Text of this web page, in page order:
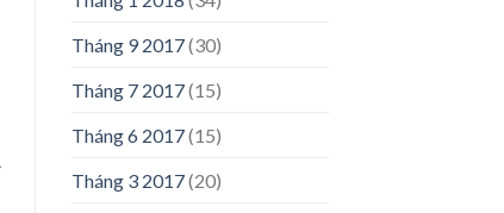
Tháng 9 2017(30)
Tháng 7 2017(15)
Tháng 6 2017(15)
Tháng 3 2017(20)